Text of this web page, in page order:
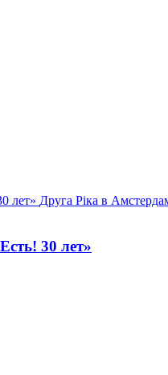
лет» Друга Ріка в
30 лет»